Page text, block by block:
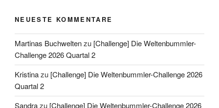
NEUESTE KOMMENTARE
Martinas Buchweltenzu [Challenge] Die Weltenbummler-
Challenge 2026 Quartal 2
Kristinazu [Challenge] Die Weltenbummler-Challenge 2026
Quartal 2
Sandrazu [Challenge] Die Weltenbummler-Challenge 2026